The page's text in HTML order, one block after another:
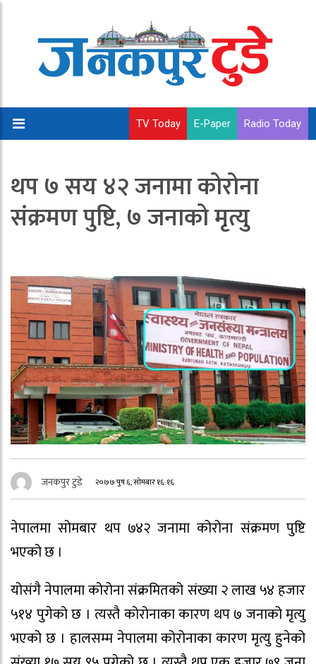
TV Today E-Paper Radio Today
थप ७ सय ४२ जनामा कोरोना
संक्रमण पुष्टि, ७ जनाको मृत्यु
जनकपुर टुडे २०७७ पुष ६, सोमबार १६:१६
नेपालमा सोमबार थप ७४२ जनामा कोरोना संक्रमण पुष्टि
भएको छ ।
योसंगै नेपालमा कोरोना संक्रमितको संख्या २ लाख ५४ हजार
५१४ पुगेको छ । त्यस्तै कोरोनाका कारण थप ७ जनाको मृत्यु
भएको छ । हालसम्म नेपालमा कोरोनाका कारण मृत्यु हुनेको